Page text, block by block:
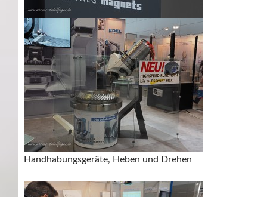
Handhabungsgeräte, Heben und Drehen